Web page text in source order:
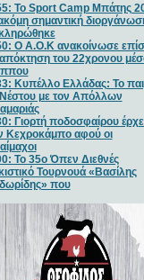
Το Sport Camp Μπάτης
σημαντική
O A.O.K ανακοίνωσε
του 22χρονου
Κυπέλλο Ελλάδας: Το
με τον Απόλλων
Γιορτή ποδοσφαίρου
Κεχροκάμπο αφού οι
Το 35ο Όπεν Διεθνές
Τουρνουά «Βασίλης
που